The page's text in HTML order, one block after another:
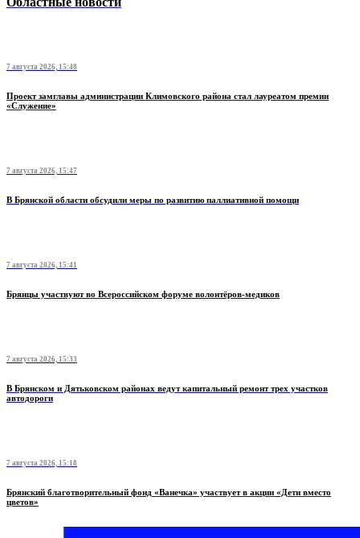
7 августа 2026, 15:48
Проект замглавы администрации Климовского района стал лауреатом премии
«Служение»
7 августа 2026, 15:47
В Брянской области обсудили меры по развитию паллиативной помощи
7 августа 2026, 15:41
Брянцы участвуют во Всероссийском форуме волонтёров-медиков
7 августа 2026, 15:33
В Брянском и Дятьковском районах ведут капитальный ремонт трех участков
автодороги
7 августа 2026, 15:18
Брянский благотворительный фонд «Ванечка» участвует в акции «Дети вместо
цветов»